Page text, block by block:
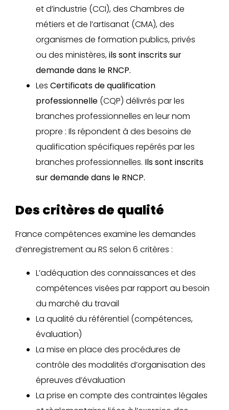
et d’industrie (CCI), des Chambres de
métiers et de l’artisanat (CMA), des
organismes de formation publics, privés
ou des ministères,ils sont inscrits sur
demande dans le RNCP.
Les Certificats de qualification
professionnelle (CQP) délivrés par les
branches professionnelles en leur nom
propre : Ils répondent à des besoins de
qualification spécifiques repérés par les
branches professionnelles. Ils sont inscrits
sur demande dans le RNCP.
Des critères de qualité
France compétences examine les demandes
d’enregistrement au RS selon 6 critères :
L’adéquation des connaissances et des
compétences visées par rapport au besoin
du marché du travail
La qualité du référentiel (compétences,
évaluation)
La mise en place des procédures de
contrôle des modalités d’organisation des
épreuves d’évaluation
La prise en compte des contraintes légales